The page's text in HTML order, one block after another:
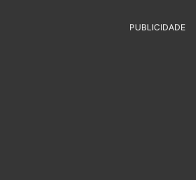
PUBLICIDADE